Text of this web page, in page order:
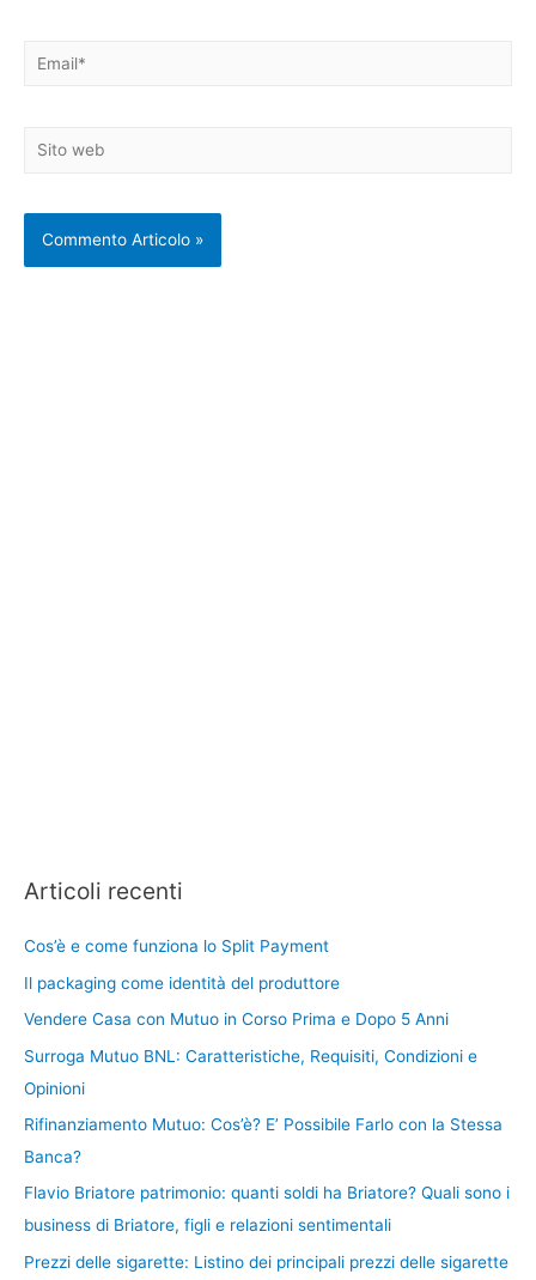
Email*
Sito
Articoli recenti
Cos’è e come funziona lo Split Payment
Il packaging come identità del produttore
Vendere Casa con Mutuo in Corso Prima e Dopo 5 Anni
Surroga Mutuo BNL: Caratteristiche, Requisiti, Condizioni e
Opinioni
Rifinanziamento Mutuo: Cos’è? E’ Possibile Farlo con la Stessa
Banca?
Flavio Briatore patrimonio: quanti soldi ha Briatore? Quali sono i
business di Briatore, figli e relazioni sentimentali
Prezzi delle sigarette: Listino dei principali prezzi delle sigarette